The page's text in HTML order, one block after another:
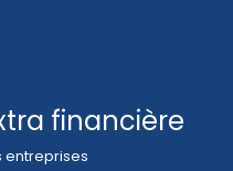
financière
entreprises